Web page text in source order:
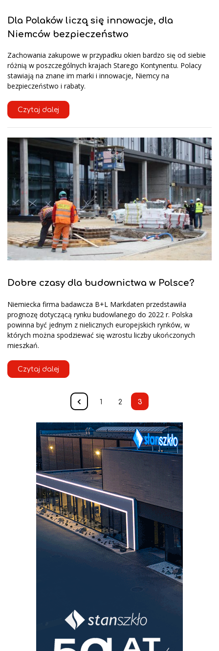
Dla Polaków liczą się innowacje, dla
Niemców bezpieczeństwo
Zachowania zakupowe w przypadku okien bardzo się od siebie
różnią w poszczególnych krajach Starego Kontynentu. Polacy
stawiają na znane im marki i innowacje, Niemcy na
bezpieczeństwo i rabaty.
Czytaj dalej
Dobre czasy dla budownictwa w Polsce?
Niemiecka firma badawcza B+L Markdaten przedstawiła
prognozę dotyczącą rynku budowlanego do 2022 r. Polska
powinna być jednym z nielicznych europejskich rynków, w
których można spodziewać się wzrostu liczby ukończonych
mieszkań.
Czytaj dalej
1 2 3